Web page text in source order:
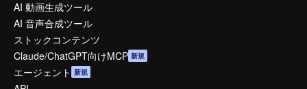
AI 動画生成ツール
AI 音声合成ツール
ストックコンテンツ
Claude/ChatGPT向けMCP 新規
エージェント 新規